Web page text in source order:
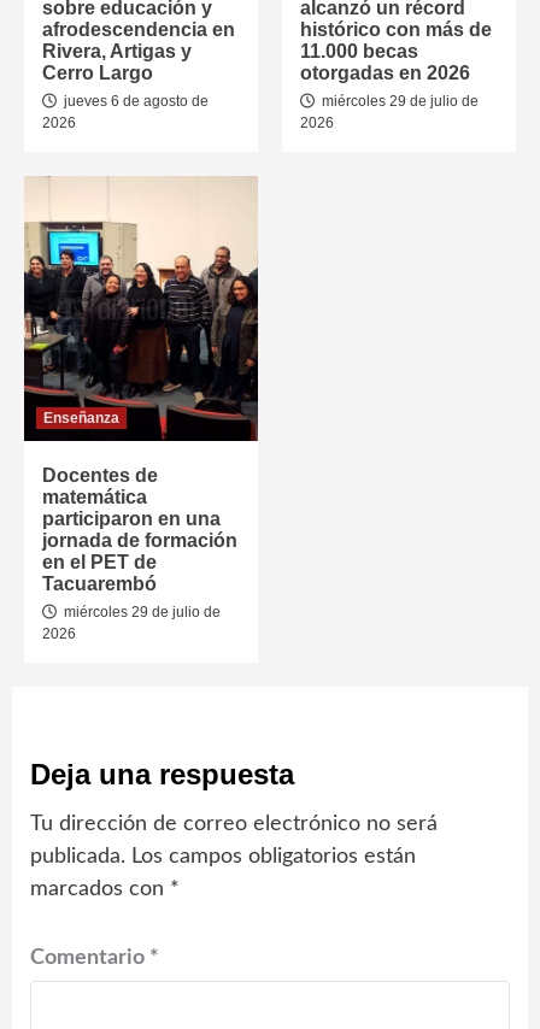
sobre educación y
afrodescendencia en
Rivera, Artigas y
Cerro Largo
jueves 6 de agosto de
2026
alcanzó un récord
histórico con más de
11.000 becas
otorgadas en 2026
miércoles 29 de julio de
2026
Enseñanza
Docentes de
matemática
participaron en una
jornada de formación
en el PET de
Tacuarembó
miércoles 29 de julio de
2026
Deja una respuesta
Tu dirección de correo electrónico no será
publicada. Los campos obligatorios están
marcados con *
Comentario *